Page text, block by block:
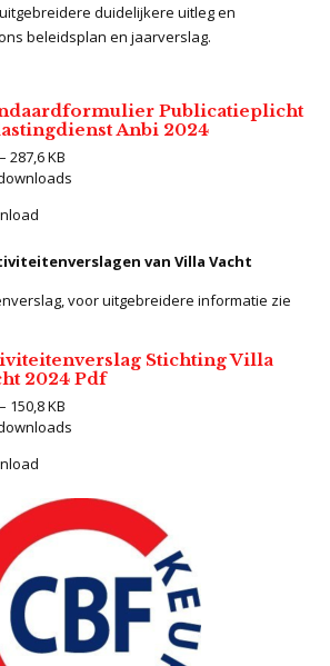
duidelijkere uitleg en
beleidsplan en jaarverslag.
Publicatieplicht
Anbi 2024
287,6 KB
van Villa Vacht
voor uitgebreidere informatie zie
Stichting Villa
2024 Pdf
150,8 KB